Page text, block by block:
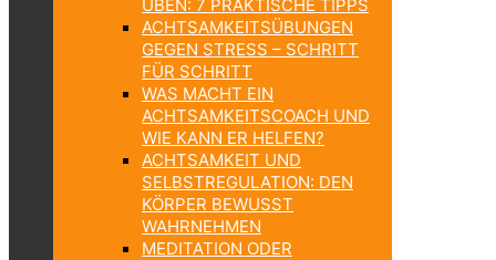
ÜBEN: 7 PRAKTISCHE TIPPS
ACHTSAMKEITSÜBUNGEN
GEGEN STRESS – SCHRITT
FÜR SCHRITT
WAS MACHT EIN
ACHTSAMKEITSCOACH UND
WIE KANN ER HELFEN?
ACHTSAMKEIT UND
SELBSTREGULATION: DEN
KÖRPER BEWUSST
WAHRNEHMEN
MEDITATION ODER